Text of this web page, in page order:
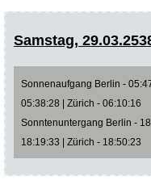
Samstag,
Sonnenaufgang Berlin -
05:38:28 | Zürich - 06:10:16
Sonntenuntergang Berlin -
18:19:33 | Zürich - 18:50:23